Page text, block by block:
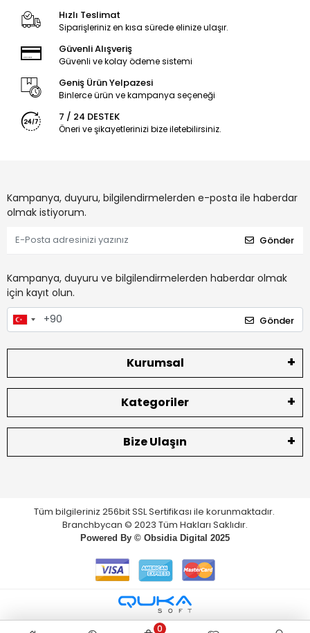
Hızlı Teslimat
Siparişleriniz en kısa sürede elinize ulaşır.
Güvenli Alışveriş
Güvenli ve kolay ödeme sistemi
Geniş Ürün Yelpazesi
Binlerce ürün ve kampanya seçeneği
7 / 24 DESTEK
Öneri ve şikayetlerinizi bize iletebilirsiniz.
Kampanya, duyuru, bilgilendirmelerden e-posta ile haberdar
olmak istiyorum.
Gönder
Kampanya, duyuru ve bilgilendirmelerden haberdar olmak
için kayıt olun.
Gönder
Kurumsal
Kategoriler
Bize Ulaşın
Tüm bilgileriniz 256bit SSL Sertifikası ile korunmaktadır.
Branchbycan © 2023 Tüm Hakları Saklıdır.
Powered By © Obsidia Digital 2025
0